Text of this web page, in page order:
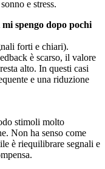
e stress.
spengo dopo pochi
forti e chiari).
è scarso, il valore
alto. In questi casi
e una riduzione
stimoli molto
Non ha senso come
è riequilibrare segnali e